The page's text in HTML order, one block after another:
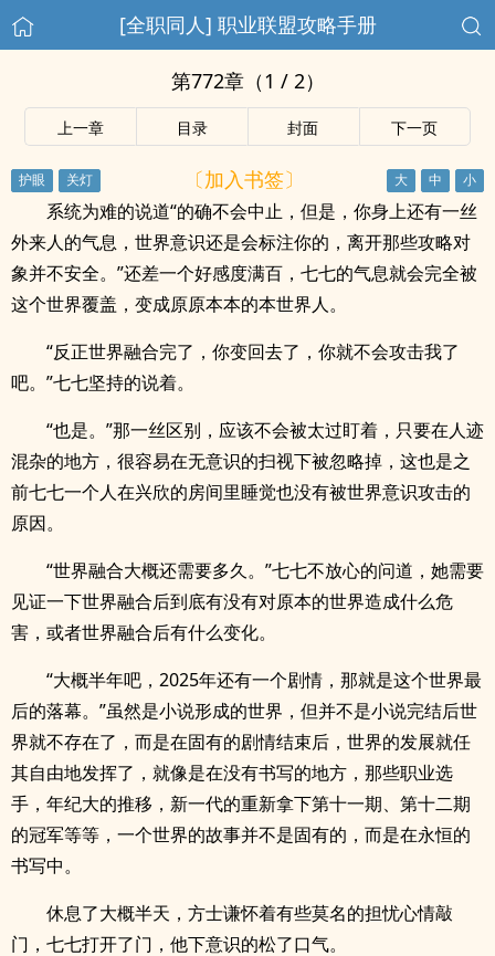
[全职同人] 职业联盟攻略手册
第772章（1 / 2）
上一章 目录 封面 下一页
〔加入书签〕
系统为难的说道“的确不会中止，但是，你身上还有一丝
外来人的气息，世界意识还是会标注你的，离开那些攻略对
象并不安全。”还差一个好感度满百，七七的气息就会完全被
这个世界覆盖，变成原原本本的本世界人。
“反正世界融合完了，你变回去了，你就不会攻击我了
吧。”七七坚持的说着。
“也是。”那一丝区别，应该不会被太过盯着，只要在人迹
混杂的地方，很容易在无意识的扫视下被忽略掉，这也是之
前七七一个人在兴欣的房间里睡觉也没有被世界意识攻击的
原因。
“世界融合大概还需要多久。”七七不放心的问道，她需要
见证一下世界融合后到底有没有对原本的世界造成什么危
害，或者世界融合后有什么变化。
“大概半年吧，2025年还有一个剧情，那就是这个世界最
后的落幕。”虽然是小说形成的世界，但并不是小说完结后世
界就不存在了，而是在固有的剧情结束后，世界的发展就任
其自由地发挥了，就像是在没有书写的地方，那些职业选
手，年纪大的推移，新一代的重新拿下第十一期、第十二期
的冠军等等，一个世界的故事并不是固有的，而是在永恒的
书写中。
休息了大概半天，方士谦怀着有些莫名的担忧心情敲
门，七七打开了门，他下意识的松了口气。